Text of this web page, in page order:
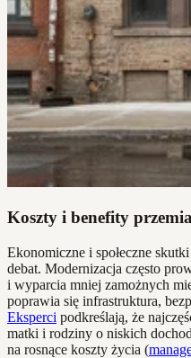
Koszty i benefity
Ekonomiczne i społeczne
debat. Modernizacja często
i wyparcia mniej zamożnych
poprawia się infrastruktura,
Eksperci podkreślają, że
matki i rodziny o niskich
na rosnące koszty życia (